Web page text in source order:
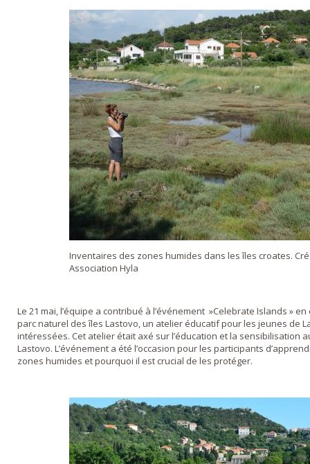
Inventaires des zones humides dans les îles croates.
Association Hyla
Le 21 mai, l’équipe a contribué à l’événement »Celebrate Islands »
parc naturel des îles Lastovo, un atelier éducatif pour les jeunes de
intéressées. Cet atelier était axé sur l’éducation et la sensibilisation
Lastovo. L’événement a été l’occasion pour les participants
zones humides et pourquoi il est crucial de les protéger.